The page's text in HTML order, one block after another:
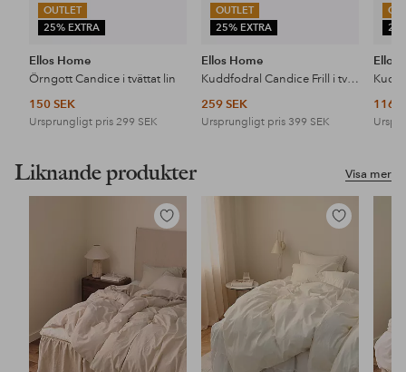
OUTLET
25% EXTRA
Ellos Home
Örngott Candice i tvättat lin
150 SEK
Ursprungligt pris 299 SEK
OUTLET
25% EXTRA
Ellos Home
Kuddfodral Candice Frill i tvättat lin
259 SEK
Ursprungligt pris 399 SEK
Ellos
116
Visa mer
Liknande produkter
Lägg
favoriter
Lägg
favoriter